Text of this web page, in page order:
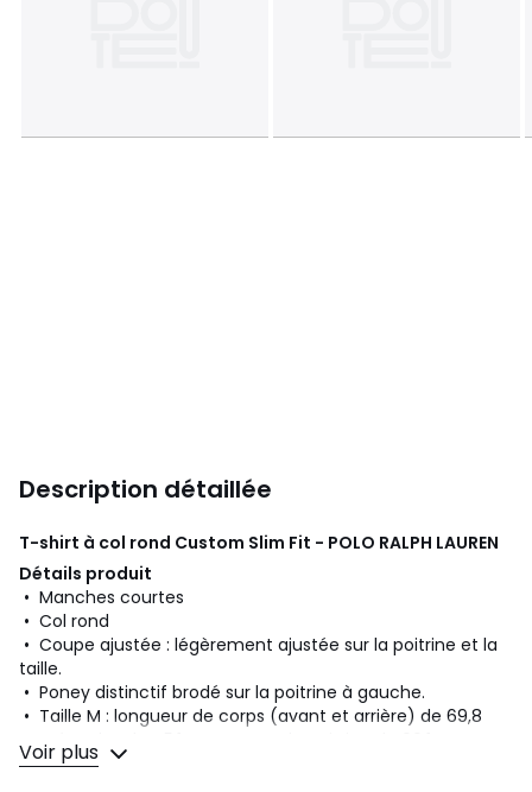
Description détaillée
T-shirt à col rond Custom Slim Fit - POLO RALPH LAUREN
Détails produit
• Manches courtes
• Col rond
• Coupe ajustée : légèrement ajustée sur la poitrine et la
taille.
• Poney distinctif brodé sur la poitrine à gauche.
• Taille M : longueur de corps (avant et arrière) de 69,8
cm, épaules de 45,1 cm et tour de poitrine de 99,1 cm.
Voir plus